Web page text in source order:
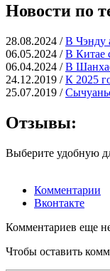
Новости по
28.08.2024 /В Чэнду
06.05.2024 /В Китае
06.04.2024 /В
24.12.2019 /К 2025
25.07.2019 /
Отзывы:
Выберите удобную
Комментарии
Вконтакте
Комментариев еще
Чтобы оставить